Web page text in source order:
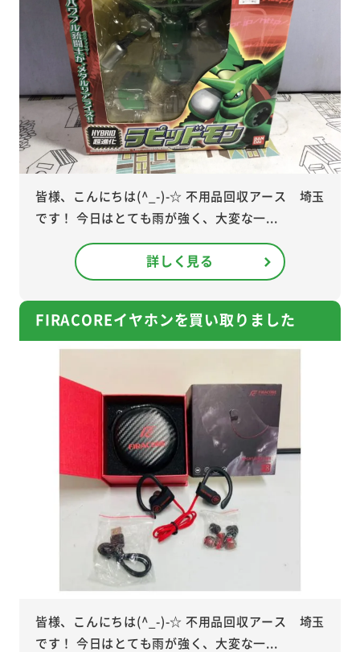
皆様、こんにちは(^_-)-☆ 不用品回収アース 埼玉
です！ 今日はとても雨が強く、大変な一...
詳しく見る
FIRACOREイヤホンを買い取りました
皆様、こんにちは(^_-)-☆ 不用品回収アース 埼玉
です！ 今日はとても雨が強く、大変な一...